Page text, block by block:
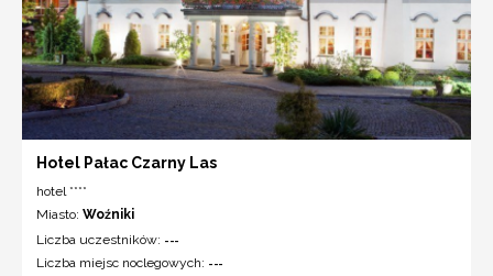
Hotel Pałac Czarny Las
hotel ****
Miasto: Woźniki
Liczba uczestników: ---
Liczba miejsc noclegowych: ---